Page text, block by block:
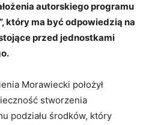
autorskiego programu
który ma być odpowiedzią na
przed jednostkami
Morawiecki położył
stworzenia
podziału środków, który